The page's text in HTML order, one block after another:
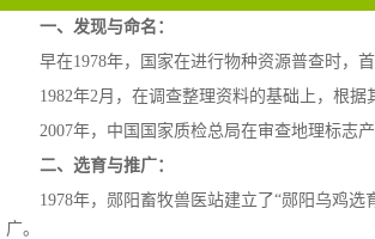
一、发现与命名：
早在1978年，国家在进行物种资源普查时，
1982年2月，在调查整理资料的基础上，根据
2007年，中国国家质检总局在审查地理标志
二、选育与推广：
1978年，郧阳畜牧兽医站建立了“郧阳乌鸡
广。